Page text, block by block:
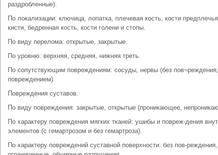
раздробленные).
По локализации: ключица, лопатка, плечевая кость, кости
кисти, бедренная кость, кости голени и стопы.
По виду перелома: открытые, закрытые.
По уровню: верхняя, средняя, нижняя треть.
По сопутствующим повреждениям: сосуды, нервы (без
повреждением).
Повреждения суставов.
По виду повреждения: закрытые, открытые (проникающее,
По характеру повреждения мягких тканей: ушибы и повреж-дения
элементов (с гемартрозом и без гемартроза).
По характеру повреждений суставной поверхности: без пов-реждения,